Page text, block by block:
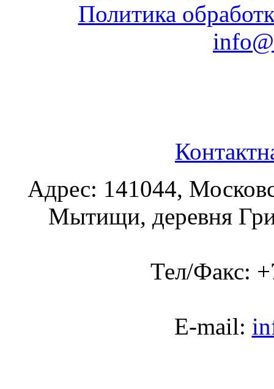
Политика
Адрес: 141044,
Мытищи, деревня
Тел/Факс:
E-mail: